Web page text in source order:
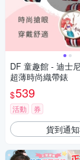
DF 童趣館 - 迪士
超薄時尚織帶錶
$539
活動 券
貨到通